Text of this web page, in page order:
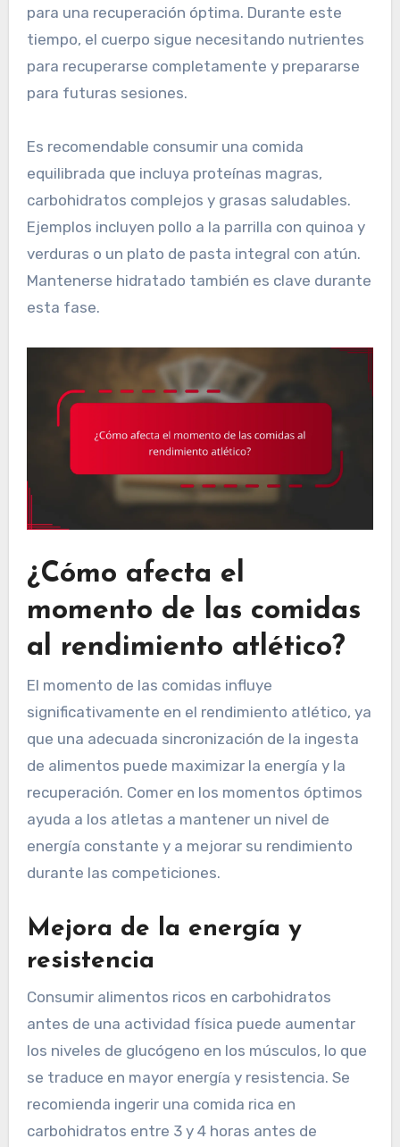
para una recuperación óptima. Durante este
tiempo, el cuerpo sigue necesitando nutrientes
para recuperarse completamente y prepararse
para futuras sesiones.
Es recomendable consumir una comida
equilibrada que incluya proteínas magras,
carbohidratos complejos y grasas saludables.
Ejemplos incluyen pollo a la parrilla con quinoa y
verduras o un plato de pasta integral con atún.
Mantenerse hidratado también es clave durante
esta fase.
¿Cómo afecta el
momento de las comidas
al rendimiento atlético?
El momento de las comidas influye
significativamente en el rendimiento atlético, ya
que una adecuada sincronización de la ingesta
de alimentos puede maximizar la energía y la
recuperación. Comer en los momentos óptimos
ayuda a los atletas a mantener un nivel de
energía constante y a mejorar su rendimiento
durante las competiciones.
Mejora de la energía y
resistencia
Consumir alimentos ricos en carbohidratos
antes de una actividad física puede aumentar
los niveles de glucógeno en los músculos, lo que
se traduce en mayor energía y resistencia. Se
recomienda ingerir una comida rica en
carbohidratos entre 3 y 4 horas antes de